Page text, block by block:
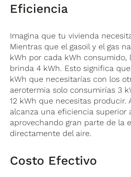
Eficiencia
Imagina que tu vivienda
Mientras que el gasoil y el gas
kWh por cada kWh consumido,
brinda 4 kWh. Esto significa
kWh que necesitarías con los
aerotermia solo consumirías 3
12 kWh que necesitas producir.
alcanza una eficiencia superior
aprovechando gran parte de la
directamente del aire.
Costo Efectivo